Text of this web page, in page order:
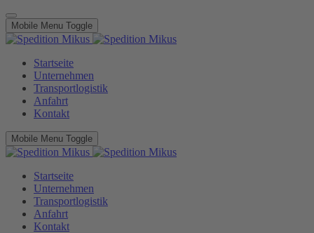
Mobile Menu Toggle
Startseite
Unternehmen
Transportlogistik
Anfahrt
Kontakt
Mobile Menu Toggle
Startseite
Unternehmen
Transportlogistik
Anfahrt
Kontakt